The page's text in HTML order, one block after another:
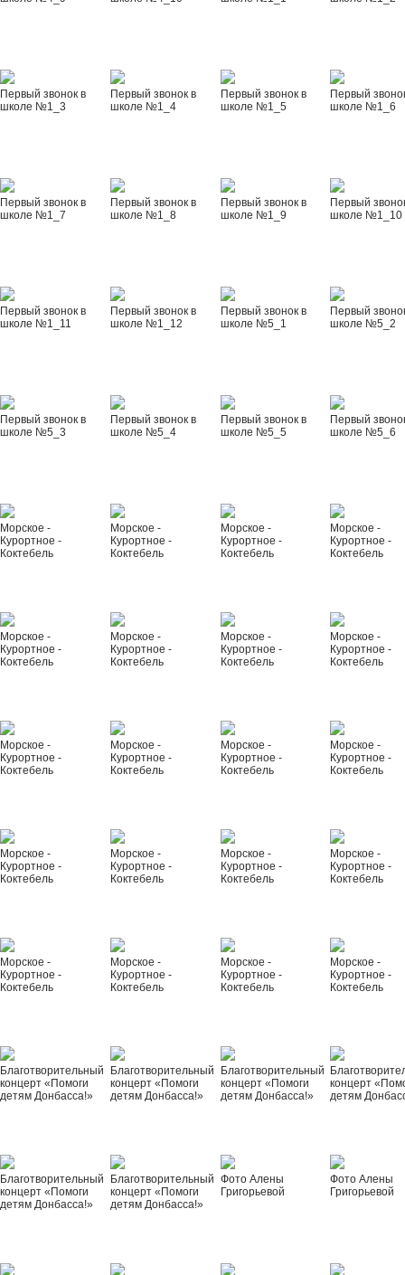
Первый звонок в
школе №1_3
Первый звонок в
школе №1_4
Первый звонок в
школе №1_5
Первый
школе №1_6
Первый звонок в
школе №1_7
Первый звонок в
школе №1_8
Первый звонок в
школе №1_9
Первый
школе №1_10
Первый звонок в
школе №1_11
Первый звонок в
школе №1_12
Первый звонок в
школе №5_1
Первый
школе №5_2
Первый звонок в
школе №5_3
Первый звонок в
школе №5_4
Первый звонок в
школе №5_5
Первый
школе №5_6
Морское -
Курортное -
Коктебель
Морское -
Курортное -
Коктебель
Морское -
Курортное -
Коктебель
Морское -
Курортное -
Коктебель
Морское -
Курортное -
Коктебель
Морское -
Курортное -
Коктебель
Морское -
Курортное -
Коктебель
Морское -
Курортное -
Коктебель
Морское -
Курортное -
Коктебель
Морское -
Курортное -
Коктебель
Морское -
Курортное -
Коктебель
Морское -
Курортное -
Коктебель
Морское -
Курортное -
Коктебель
Морское -
Курортное -
Коктебель
Морское -
Курортное -
Коктебель
Морское -
Курортное -
Коктебель
Морское -
Курортное -
Коктебель
Морское -
Курортное -
Коктебель
Морское -
Курортное -
Коктебель
Морское -
Курортное -
Коктебель
Благотворительный
концерт «Помоги
детям Донбасса!»
Благотворительный
концерт «Помоги
детям Донбасса!»
Благотворительный
концерт «Помоги
детям Донбасса!»
концерт
детям
Благотворительный
концерт «Помоги
детям Донбасса!»
Благотворительный
концерт «Помоги
детям Донбасса!»
Фото Алены
Григорьевой
Фото Алены
Григорьевой